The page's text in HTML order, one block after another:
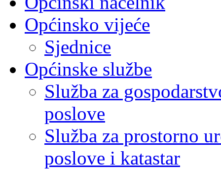
Općinsko vijeće
Sjednice
Općinske službe
Služba za
poslove
Služba za prostorno
poslove i katastar